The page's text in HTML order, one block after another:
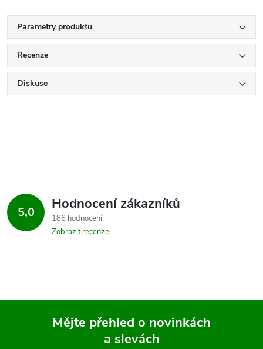
Parametry produktu
Recenze
Diskuse
5,0 Hodnocení zákazníků
186 hodnocení
Zobrazit recenze
Mějte přehled o novinkách
a slevách